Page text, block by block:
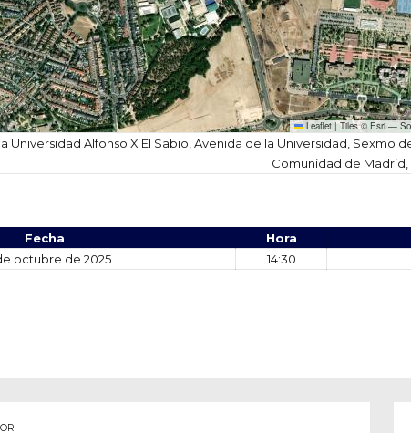
Leaflet |Tiles © Esri —
Universidad Alfonso X El Sabio, Avenida de la Universidad, Sexmo
Comunidad de Madrid,
Fecha Hora
octubre de 2025
14:30